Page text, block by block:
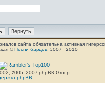
сайта обязательна активная
©Песни бардов , 2007 - 2010
2005, 2007 phpBB Group
phpBB